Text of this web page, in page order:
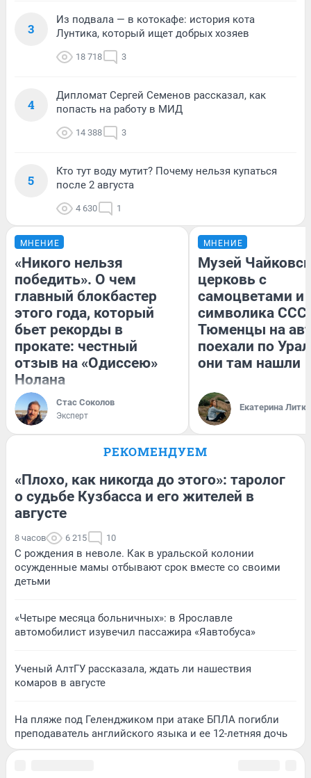
3
Из подвала — в котокафе: история кота
Лунтика, который ищет добрых хозяев
18 718 3
4
Дипломат Сергей Семенов рассказал, как
попасть на работу в МИД
14 388 3
5
Кто тут воду мутит? Почему нельзя купаться
после 2 августа
4 630 1
МНЕНИЕ
«Никого нельзя
победить». О чем
главный блокбастер
этого года, который
бьет рекорды в
прокате: честный
отзыв на «Одиссею»
Нолана
Стас Соколов
Эксперт
МНЕНИЕ
Музей
церковь с
самоцветами и
символика
Тюменцы на
поехали по
они там нашли
Екатерина
РЕКОМЕНДУЕМ
«Плохо, как никогда до этого»: таролог
о судьбе Кузбасса и его жителей в
августе
8 часов 6 215 10
С рождения в неволе. Как в уральской колонии
осужденные мамы отбывают срок вместе со своими
детьми
«Четыре месяца больничных»: в Ярославле
автомобилист изувечил пассажира «Яавтобуса»
Ученый АлтГУ рассказала, ждать ли нашествия
комаров в августе
На пляже под Геленджиком при атаке БПЛА погибли
преподаватель английского языка и ее 12-летняя дочь